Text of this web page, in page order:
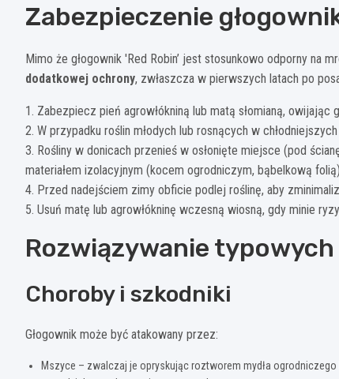
Zabezpieczenie
Mimo że głogownik 'Red Robin’ jest stosunkowo odporny na
dodatkowej ochrony, zwłaszcza w pierwszych latach po
1. Zabezpiecz pień agrowłókniną lub matą słomianą,
2. W przypadku roślin młodych lub rosnących w
3. Rośliny w donicach przenieś w osłonięte miejsce (pod
materiałem izolacyjnym (kocem ogrodniczym, bąbelkową
4. Przed nadejściem zimy obficie podlej roślinę, aby
5. Usuń matę lub agrowłókninę wczesną wiosną, gdy minie
Rozwiązywanie
Choroby i szkodniki
Głogownik może być atakowany przez:
Mszyce – zwalczaj je opryskując roztworem mydła